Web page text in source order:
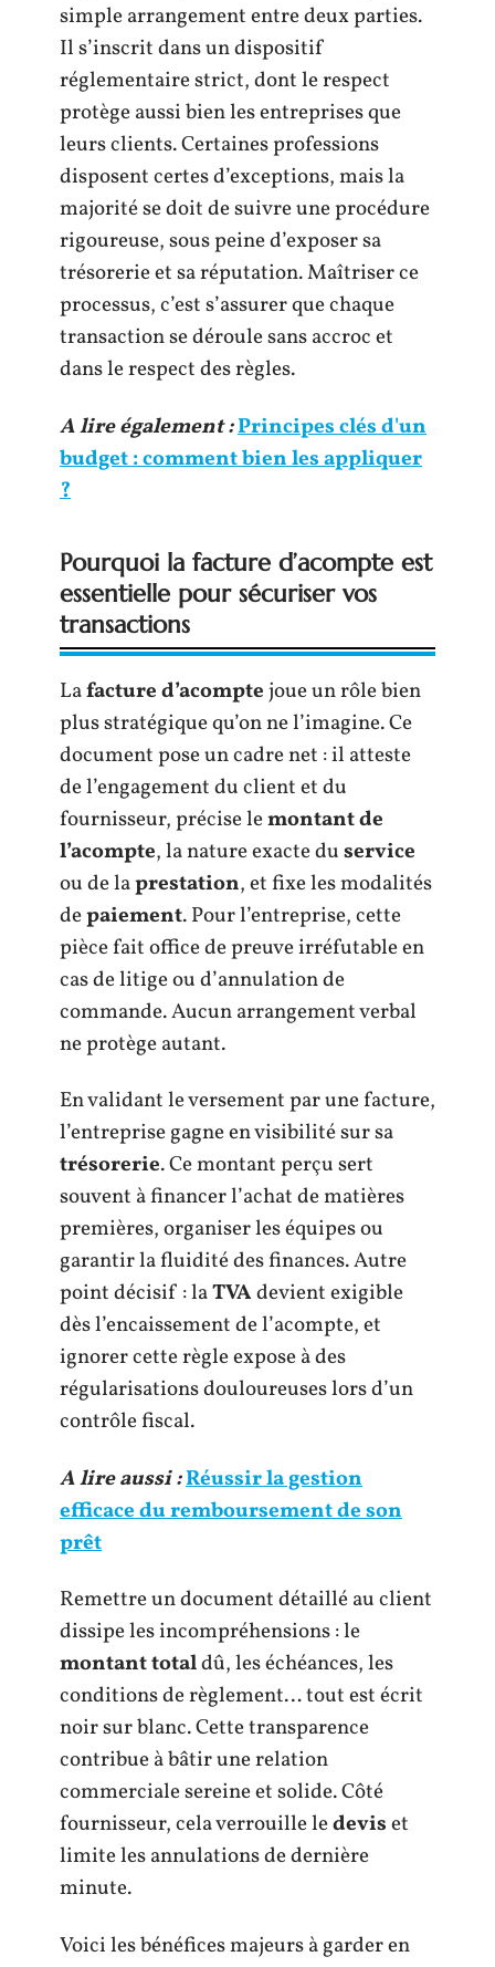
simple arrangement entre deux parties.
Il s’inscrit dans un dispositif
réglementaire strict, dont le respect
protège aussi bien les entreprises que
leurs clients. Certaines professions
disposent certes d’exceptions, mais la
majorité se doit de suivre une procédure
rigoureuse, sous peine d’exposer sa
trésorerie et sa réputation. Maîtriser ce
processus, c’est s’assurer que chaque
transaction se déroule sans accroc et
dans le respect des règles.
A lire également :Principes clés d'un
budget : comment bien les appliquer
?
Pourquoi la facture d’acompte est
essentielle pour sécuriser vos
transactions
Lafacture d’acomptejoue un rôle bien
plus stratégique qu’on ne l’imagine. Ce
document pose un cadre net : il atteste
de l’engagement du client et du
fournisseur, précise lemontant de
l’acompte, la nature exacte duservice
ou de laprestation, et fixe les modalités
depaiement. Pour l’entreprise, cette
pièce fait office de preuve irréfutable en
cas de litige ou d’annulation de
commande. Aucun arrangement verbal
ne protège autant.
En validant le versement par une facture,
l’entreprise gagne en visibilité sur sa
trésorerie. Ce montant perçu sert
souvent à financer l’achat de matières
premières, organiser les équipes ou
garantir la fluidité des finances. Autre
point décisif : laTVAdevient exigible
dès l’encaissement de l’acompte, et
ignorer cette règle expose à des
régularisations douloureuses lors d’un
contrôle fiscal.
A lire aussi :Réussir la gestion
efficace du remboursement de son
prêt
Remettre un document détaillé au client
dissipe les incompréhensions : le
montant totaldû, les échéances, les
conditions de règlement… tout est écrit
noir sur blanc. Cette transparence
contribue à bâtir une relation
commerciale sereine et solide. Côté
fournisseur, cela verrouille ledeviset
limite les annulations de dernière
minute.
Voici les bénéfices majeurs à garder en